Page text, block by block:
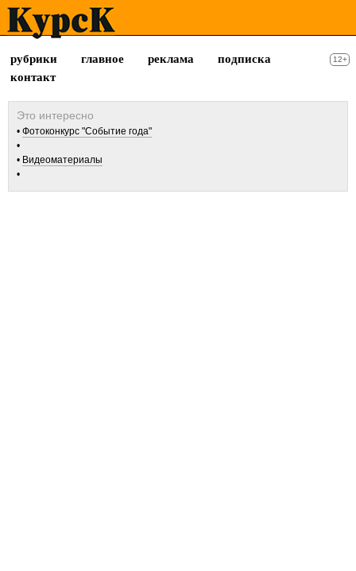
рубрики главное реклама
подписка
контакт
12+
Фотоконкурс "Событие года"
Видеоматериалы